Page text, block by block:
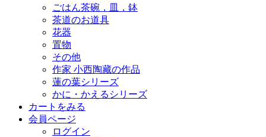
ごはん茶碗，皿，鉢
茶道のお道具
花器
置物
その他
作家 小西陶藏の作品
蓮の葉シリーズ
かに・かえるシリーズ
カートをみる
会員ページ
ログイン